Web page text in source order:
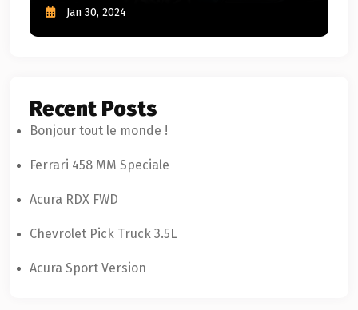
Jan 30, 2024
Recent Posts
Bonjour tout le monde !
Ferrari 458 MM Speciale
Acura RDX FWD
Chevrolet Pick Truck 3.5L
Acura Sport Version